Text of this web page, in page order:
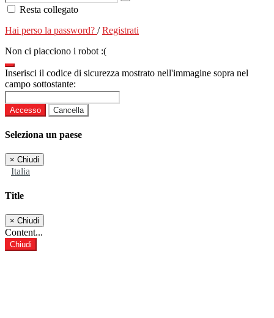
Resta collegato
Hai perso la password? /Registrati
Non ci piacciono i robot :(
Inserisci il codice di sicurezza mostrato nell'immagine sopra nel
campo sottostante:
Accesso Cancella
Seleziona un paese
× Chiudi
Italia
Title
× Chiudi
Content...
Chiudi